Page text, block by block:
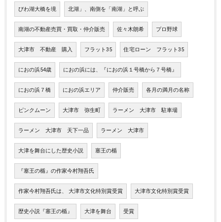
びわ湖大橋を境 北湖」、南側を「南湖」と呼ぶ
南湖の不動産売買・買取・仲介販売 佐々木朗希 プロ野球
大津市 不動産 購入 フラット35 住宅ローン フラット35
におの浜54歳 におの浜には、『におの浜１号橋から７号橋』
におの浜７橋 におの浜エリア 仲介販売 各月の満月の名称
ピンクムーン 大津市 弥生町 ラーメン 大津市 駐車場
ラーメン 大津市 天下一品 ラーメン 大津市
大津を舞台にした歴史小説 塞王の楯
『塞王の楯』の作家今村翔吾氏
作家今村翔吾氏は、 大津市文化特別賞受賞 大津市文化特別賞受賞
歴史小説『塞王の楯』 大津を舞台 受賞